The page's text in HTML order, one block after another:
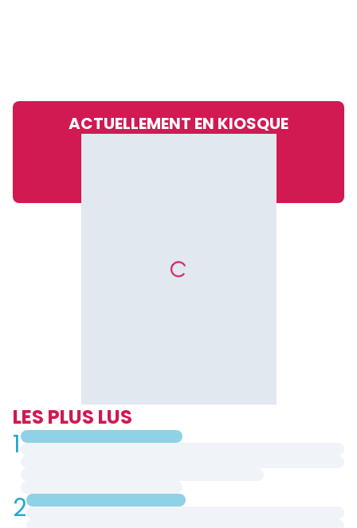
ACTUELLEMENT EN KIOSQUE
LES PLUS LUS
1
2